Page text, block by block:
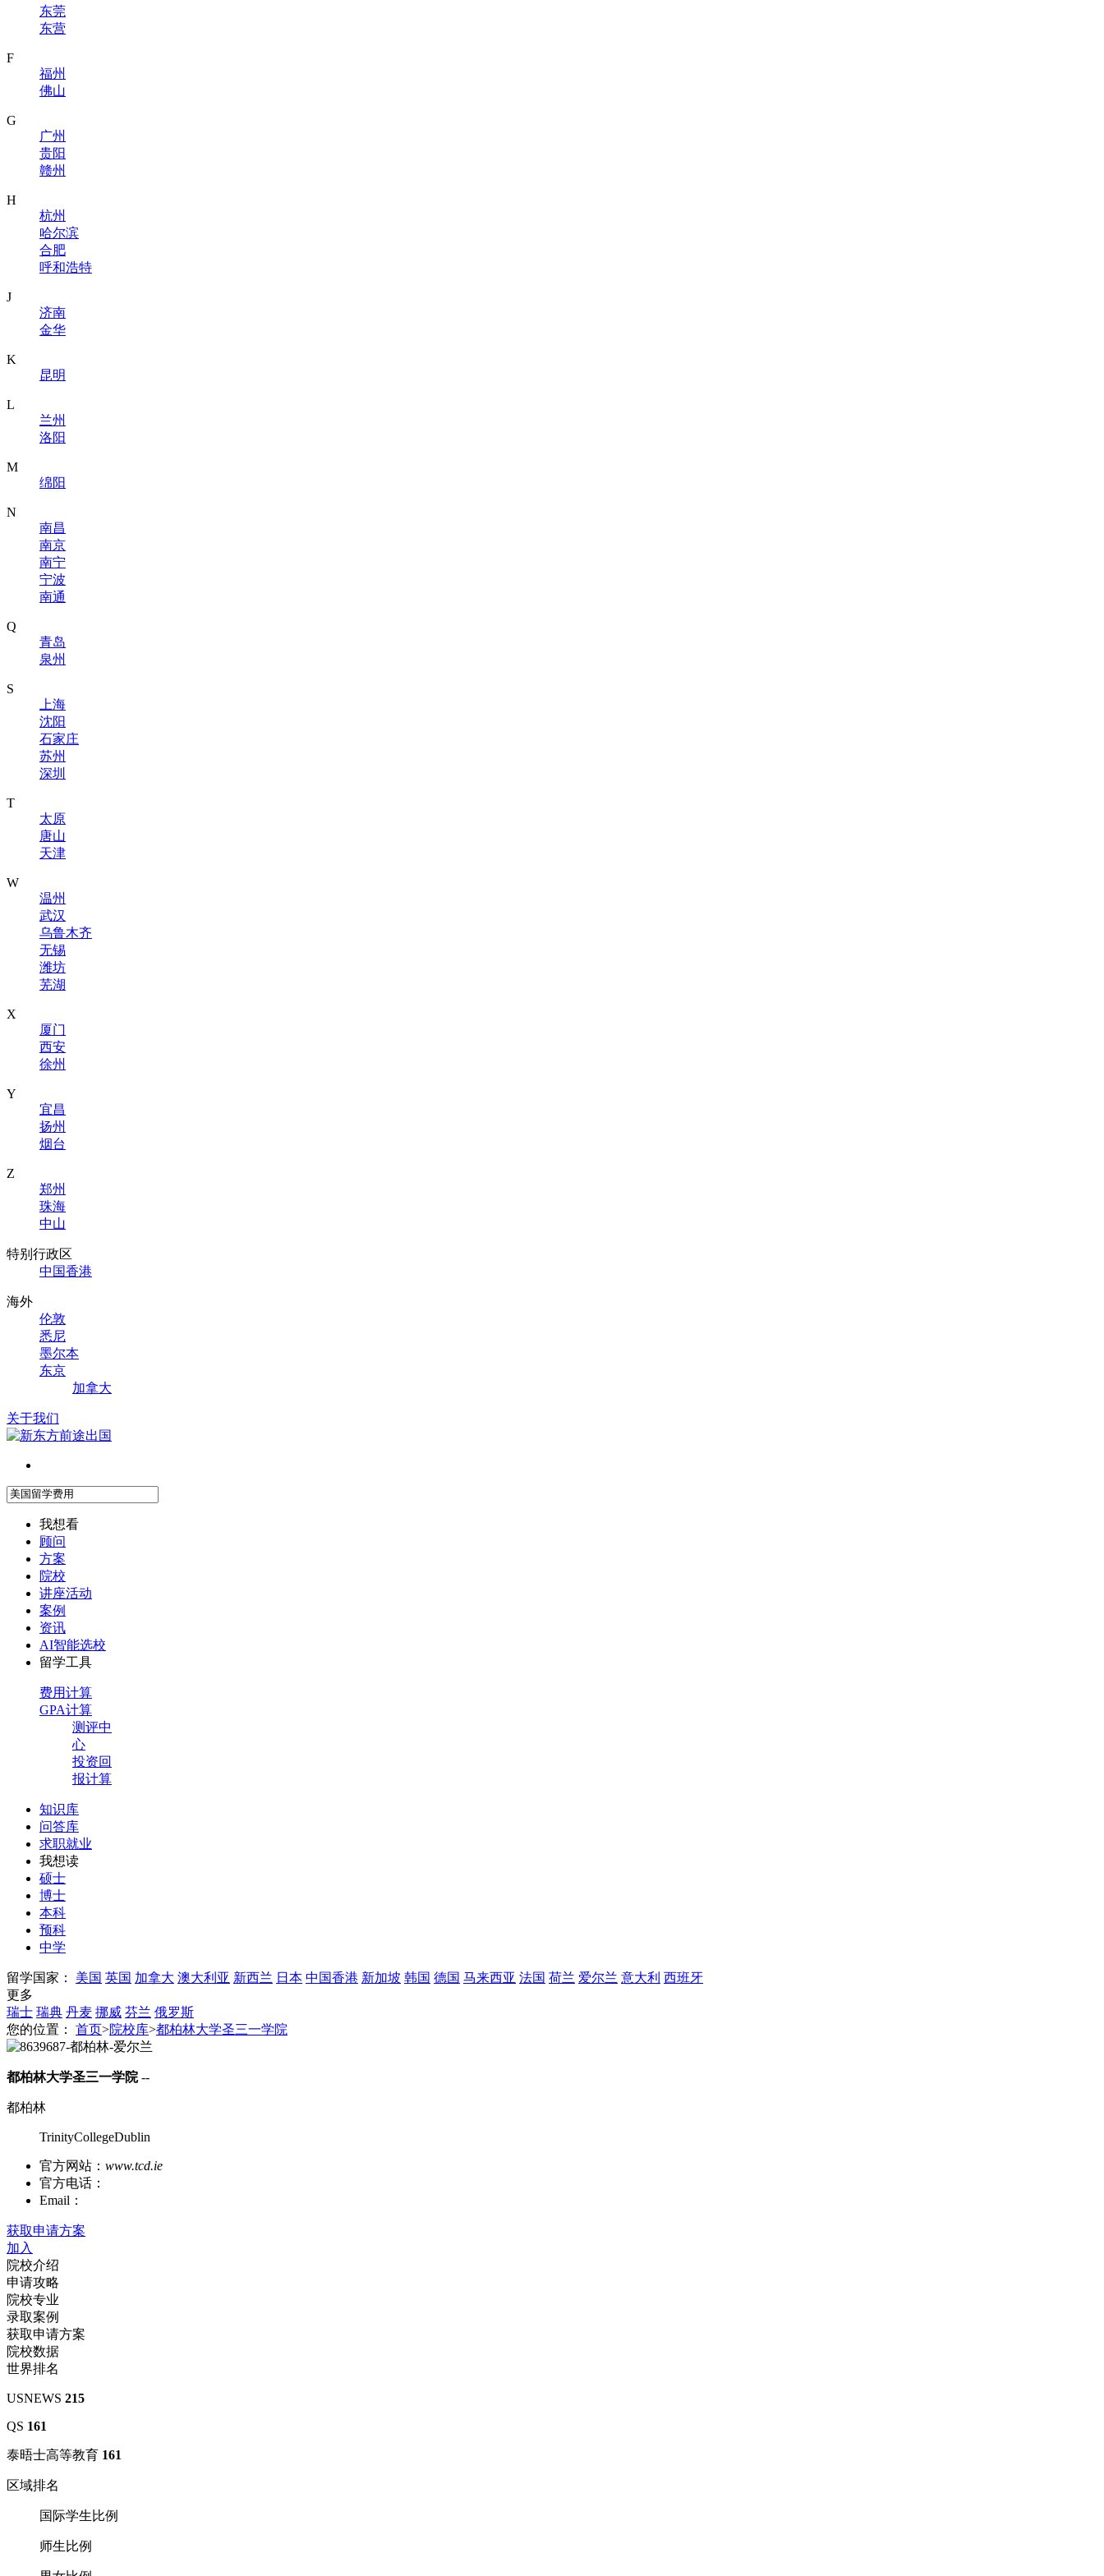
东莞
东营
F
福州
佛山
G
广州
贵阳
赣州
H
杭州
哈尔滨
合肥
呼和浩特
J
济南
金华
K
昆明
L
兰州
洛阳
M
绵阳
N
南昌
南京
南宁
宁波
南通
Q
青岛
泉州
S
上海
沈阳
石家庄
苏州
深圳
T
太原
唐山
天津
W
温州
武汉
乌鲁木齐
无锡
潍坊
芜湖
X
厦门
西安
徐州
Y
宜昌
扬州
烟台
Z
郑州
珠海
中山
特别行政区
中国香港
海外
伦敦
悉尼
墨尔本
东京
加拿大
关于我们
我想看
顾问
方案
院校
讲座活动
案例
资讯
AI智能选校
留学工具
费用计算
GPA计算
测评中
心
投资回
报计算
知识库
问答库
求职就业
我想读
硕士
博士
本科
预科
中学
留学国家： 美国 英国 加拿大 澳大利亚 新西兰 日本 中国香港 新加坡 韩国 德国 马来西亚 法国 荷兰 爱尔兰 意大利 西班牙
更多
瑞士 瑞典 丹麦 挪威 芬兰 俄罗斯
您的位置： 首页>院校库>都柏林大学圣三一学院
都柏林大学圣三一学院 --
都柏林
TrinityCollegeDublin
官方网站： www.tcd.ie
官方电话：
Email：
获取申请方案
加入
院校介绍
申请攻略
院校专业
录取案例
获取申请方案
院校数据
世界排名
USNEWS 215
QS 161
泰晤士高等教育 161
区域排名
国际学生比例
师生比例